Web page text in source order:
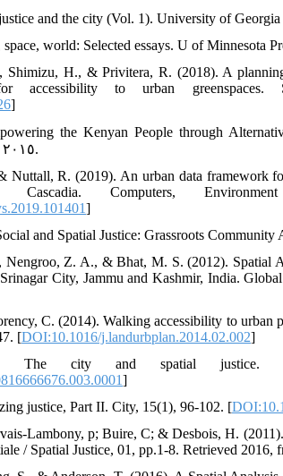
and the city (Vol. 1). University of Georgia
world: Selected essays. U of Minnesota
H., & Privitera, R. (2018). A
accessibility to urban greenspaces.
]
Region Centenary Conference ٢٠١٥.
Nuttall, R. (2019). An urban data framework
Cascadia. Computers,
]
and Spatial Justice: Grassroots
Nengroo, Z. A., & Bhat, M. S. (2012). Spatial
City, Jammu and Kashmir, India.
C. (2014). Walking accessibility to urban
[DOI:10.1016/j.landurbplan.2014.02.002]
city and spatial justice.
]
justice, Part II. City, 15(1), 96-102. [
Lambony, p; Buire, C; & Desbois, H.
/ Spatial Justice, 01, pp.1-8. Retrieved 2016,